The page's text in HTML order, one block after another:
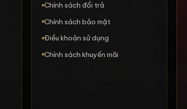
Chính sách đổi trả
Chính sách bảo mật
Điều khoản sử dụng
Chính sách khuyến mãi